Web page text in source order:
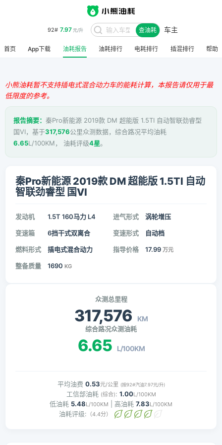
92# 7.97元/升 查油耗 车主
首页 App下载 油耗报告 油耗排行 电耗排行 插混排行 帮助
小熊油耗暂不支持插电式混合动力车的能耗计算，本报告请仅用于最
低限度的参考。
报告摘要： 秦Pro新能源 2019款 DM 超能版 1.5TI 自动智联劲睿型
国VI，基于317,576公里众测数据，综合路况平均油耗
6.65L/100KM， 油耗评级4星。
秦Pro新能源 2019款 DM 超能版 1.5TI 自动
智联劲睿型 国VI
发动机 1.5T 160马力 L4 进气形式 涡轮增压
变速箱 6挡干式双离合 变速形式 自动档
燃料形式 插电式混合动力 指导价格 17.99 万元
整备质量 1690 KG
众测总里程
317,576 KM
综合路况众测油耗
6.65 L/100KM
平均油费 0.53元/公里 (按92#汽油7.97元/升)
工信部油耗 (综合): 1.00L/100KM
低油耗 5.48L/100KM | 高油耗 7.83L/100KM
油耗评级: （4.4分）